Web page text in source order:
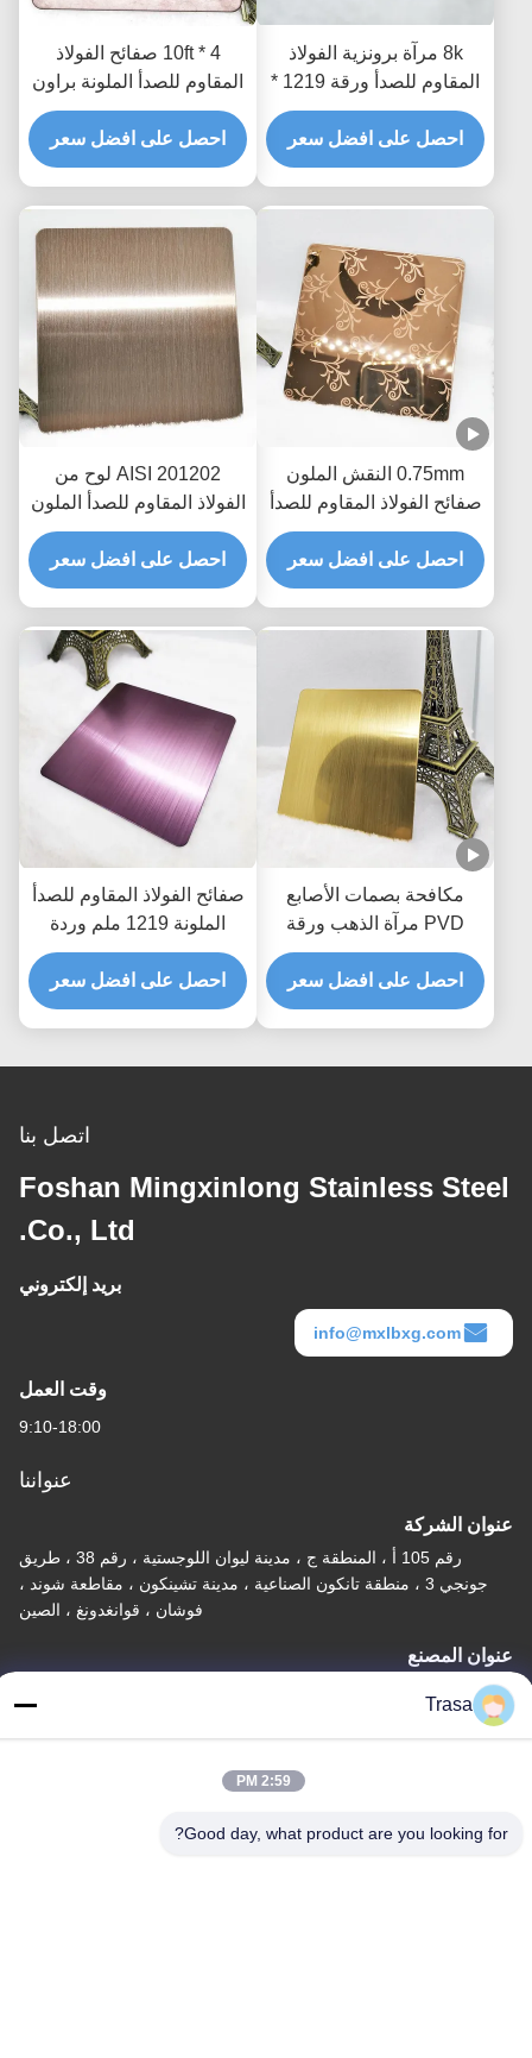
8k مرآة برونزية الفولاذ
المقاوم للصدأ ورقة 1219 *
2438 1219 * 3048
احصل على افضل سعر
4 * 10ft صفائح الفولاذ
المقاوم للصدأ الملونة براون
صفائح اللؤلؤ الاهتزاز PVD
المغلفة
احصل على افضل سعر
0.75mm النقش الملون
صفائح الفولاذ المقاوم للصدأ
10 قدم للمصعد الديكور
احصل على افضل سعر
AISI 201202 لوح من
الفولاذ المقاوم للصدأ الملون
لشريط شعري من النحاس
الأحمر 150 * 300 سم
احصل على افضل سعر
مكافحة بصمات الأصابع
PVD مرآة الذهب ورقة
الفولاذ المقاوم للصدأ حك
الانتهاء المصقول
احصل على افضل سعر
صفائح الفولاذ المقاوم للصدأ
الملونة 1219 ملم وردة
حمراء SS 304 إنهاء شعري
احصل على افضل سعر
اتصل بنا
Foshan Mingxinlong Stainless Steel
Co., Ltd.
بريد إلكتروني
info@mxlbxg.com
وقت العمل
9:10-18:00
عنواننا
عنوان الشركة
رقم 105 أ ، المنطقة ج ، مدينة ليوان اللوجستية ، رقم 38 ، طريق
جونجي 3 ، منطقة تانكون الصناعية ، مدينة تشينكون ، مقاطعة شوند ،
فوشان ، قوانغدونغ ، الصين
عنوان المصنع
جونجي 3 ، منطقة تانكون الصناعية ، مدينة تشينكون ، مقاطعة شوند ،
فوشان ، قوانغدونغ ، الصين
Trasa
2:59 PM
Good day, what product are you looking for?